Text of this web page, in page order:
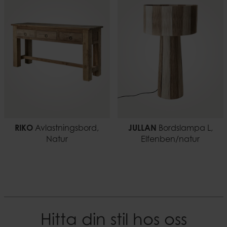
RIKO Avlastningsbord,
Natur
JULLAN Bordslampa L,
Elfenben/natur
Hitta din stil hos oss